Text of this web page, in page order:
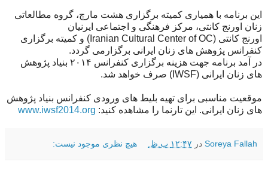
این برنامه با همیاری کمیته برگزاری هشت مارچ، گروه مطالعاتی
زنان اورنج کانتی، مرکز فرهنگی و اجتماعی ایرنیان
اورنج کانتی (Iranian Cultural Center of OC) و کمیته برگزاری
کنفرانس پژوهش‌ های زنان ایرانی برگزارمی گردد.
در آمد برنامه جهت هزینه برگزاری کنفرانس ۲۰۱۴ بنیاد پژوهش‌
های زنان ایرانی (IWSF) صرف خواهد شد.
موقعیت مناسبی برای تهیه بلیط های ورودی کنفرانس بنیاد پژوهش‌
های زنان ایرانی. این تارنما را مشاهده کنید: www.iwsf2014.org
Soreya Fallah در ۱۲:۴۷ ب.ظ. هیچ نظری موجود نیست: